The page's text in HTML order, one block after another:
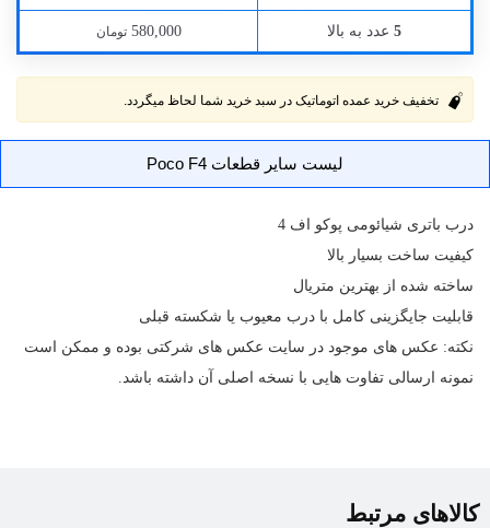
5 عدد به بالا 580,000 تومان
تخفیف خرید عمده اتوماتیک در سبد خرید شما لحاظ میگردد.
لیست سایر قطعات Poco F4
درب باتری شیائومی پوکو اف 4
کیفیت ساخت بسیار بالا
ساخته شده از بهترین متریال
قابلیت جایگزینی کامل با درب معیوب یا شکسته قبلی
نکته: عکس های موجود در سایت عکس های شرکتی بوده و ممکن است
نمونه ارسالی تفاوت هایی با نسخه اصلی آن داشته باشد.
کالاهای مرتبط